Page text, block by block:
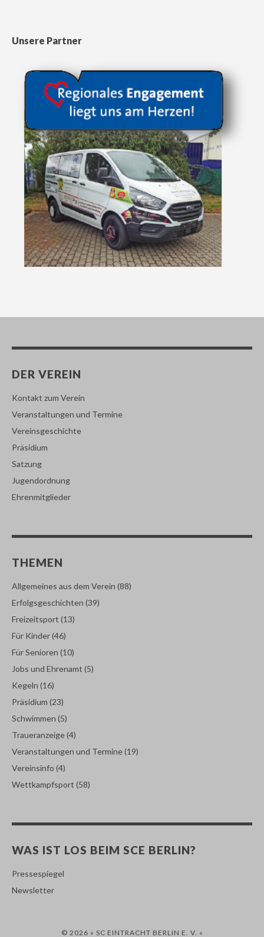
Unsere Partner
DER VEREIN
Kontakt zum Verein
Veranstaltungen und Termine
Vereinsgeschichte
Präsidium
Satzung
Jugendordnung
Ehrenmitglieder
THEMEN
Allgemeines aus dem Verein (88)
Erfolgsgeschichten (39)
Freizeitsport (13)
Für Kinder(46)
Für Senioren (10)
Jobs und Ehrenamt (5)
Kegeln (16)
Präsidium (23)
Schwimmen (5)
Traueranzeige(4)
Veranstaltungen und Termine(19)
Vereinsinfo (4)
Wettkampfsport (58)
WAS IST LOS BEIM SCE BERLIN?
Pressespiegel
Newsletter
© 2026 » SC EINTRACHT BERLIN E. V. «